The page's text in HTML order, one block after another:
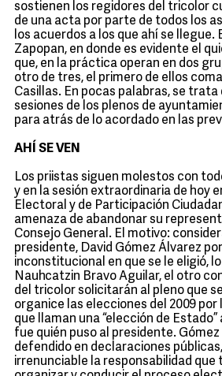
sostienen los regidores del tricolor
de una acta por parte de todos los
los acuerdos a los que ahí se llegue.
Zapopan, en donde es evidente el
que, en la práctica operan en dos
otro de tres, el primero de ellos
Casillas. En pocas palabras, se trata
sesiones de los plenos de
para atrás de lo acordado en las
AHÍ SE VEN
Los priistas siguen molestos con
y en la sesión extraordinaria de hoy
Electoral y de Participación
amenaza de abandonar su
Consejo General. El motivo:
presidente, David Gómez Álvarez
inconstitucional en que se le eligió,
Nauhcatzin Bravo Aguilar, el otro
del tricolor solicitarán al pleno que
organice las elecciones del 2009 por
que llaman una “elección de
fue quién puso al presidente.
defendido en declaraciones
irrenunciable la responsabilidad que